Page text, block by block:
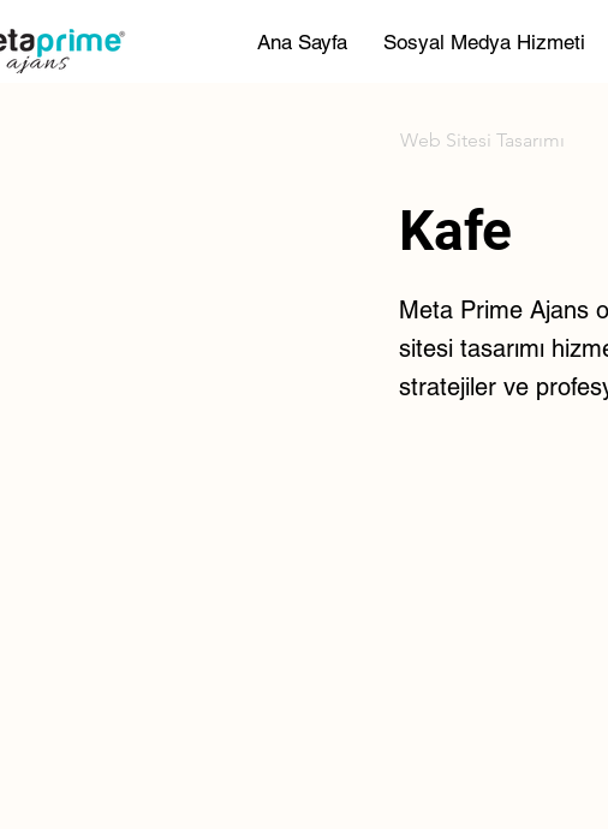
Ana Sayfa Sosyal Medya Hizmeti
Web Sitesi Tasarımı
Kafe
Meta Prime Ajans
sitesi tasarımı
stratejiler ve